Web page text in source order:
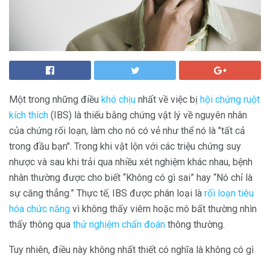
Một trong những điều khó chịu nhất về việc bị hội chứng ruột
kích thích (IBS) là thiếu bằng chứng vật lý về nguyên nhân
của chứng rối loạn, làm cho nó có vẻ như thể nó là "tất cả
trong đầu bạn". Trong khi vật lộn với các triệu chứng suy
nhược và sau khi trải qua nhiều xét nghiệm khác nhau, bệnh
nhân thường được cho biết “Không có gì sai” hay “Nó chỉ là
sự căng thẳng.” Thực tế, IBS được phân loại là rối loạn tiêu
hóa chức năng vì không thấy viêm hoặc mô bất thường nhìn
thấy thông qua thử nghiệm chẩn đoán thông thường.
Tuy nhiên, điều này không nhất thiết có nghĩa là không có gì